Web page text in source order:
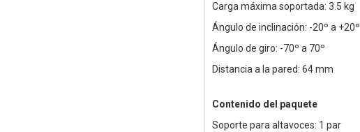
Carga máxima soportada: 3.5 kg
Ángulo de inclinación: -20º a +20º
Ángulo de giro: -70º a 70º
Distancia a la pared: 64 mm
Contenido del paquete
Soporte para altavoces: 1 par